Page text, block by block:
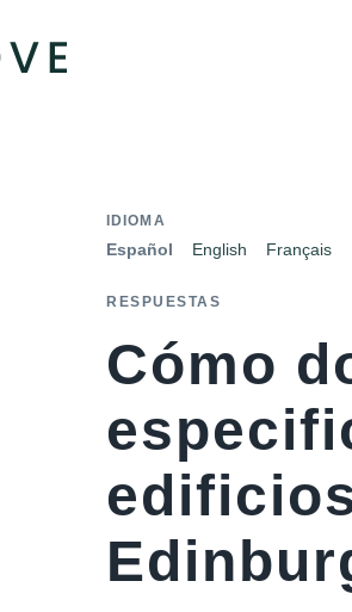
IDIOMA
Español English Français
RESPUESTAS
Cómo